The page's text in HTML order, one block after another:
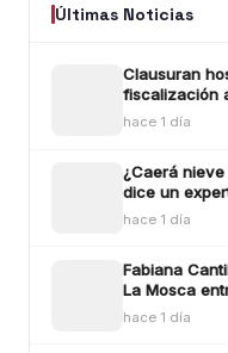
Últimas Noticias
Clausuran
fiscalización
hace 1 día
¿Caerá
dice un
hace 1 día
Fabiana
La Mosca
Longaniza
hace 1 día